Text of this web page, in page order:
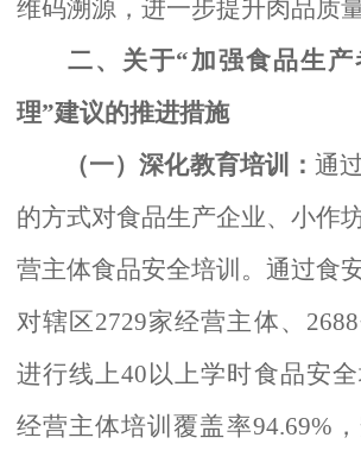
维码溯源，进一步提升肉品质量
二、关于“加强食品生
理”建议的推进措施
（一）深化教育培训：通
的方式对食品生产企业、小作
营主体食品安全培训。通过食
对辖区2729家经营主体、
进行线上40以上学时食品安
经营主体培训覆盖率94.69%